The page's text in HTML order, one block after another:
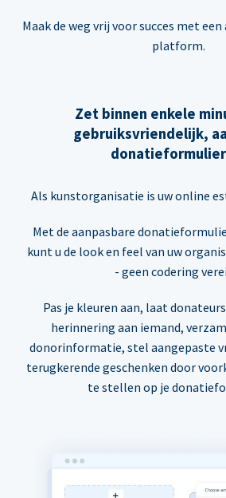
Maak de weg vrij voor succes met
platform.
Zet binnen enkele
gebruiksvriendelijk,
Als kunstorganisatie is uw online
Met de aanpasbare
kunt u de look en feel van uw
- geen codering
Pas je kleuren aan, laat
herinnering aan iemand,
donorinformatie, stel aangepaste
terugkerende geschenken door
te stellen op je